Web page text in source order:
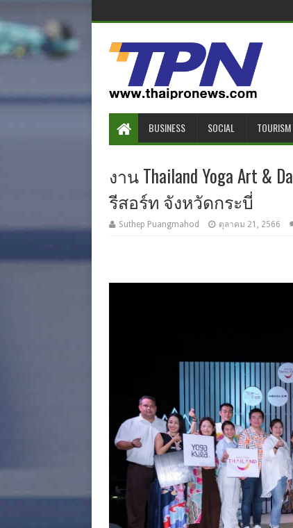
BUSINESS SOCIAL TOURISM
งาน Thailand Yoga Art &
รีสอร์ท จังหวัดกระบี่
Suthep Puangmahod ตุลาคม 21, 2566